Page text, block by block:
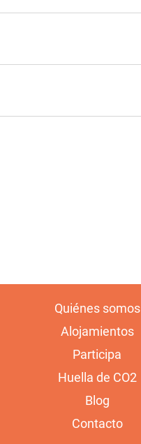
Quiénes somos
Alojamientos
Participa
Huella de CO2
Blog
Contacto